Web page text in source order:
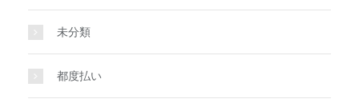
未分類
都度払い